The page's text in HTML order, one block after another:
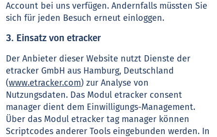
Account bei uns verfügen. Andernfalls müssten Sie
sich für jeden Besuch erneut einloggen.
3. Einsatz von etracker
Der Anbieter dieser Website nutzt Dienste der
etracker GmbH aus Hamburg, Deutschland
(www.etracker.com) zur Analyse von
Nutzungsdaten. Das Modul etracker consent
manager dient dem Einwilligungs-Management.
Über das Modul etracker tag manager können
Scriptcodes anderer Tools eingebunden werden. In